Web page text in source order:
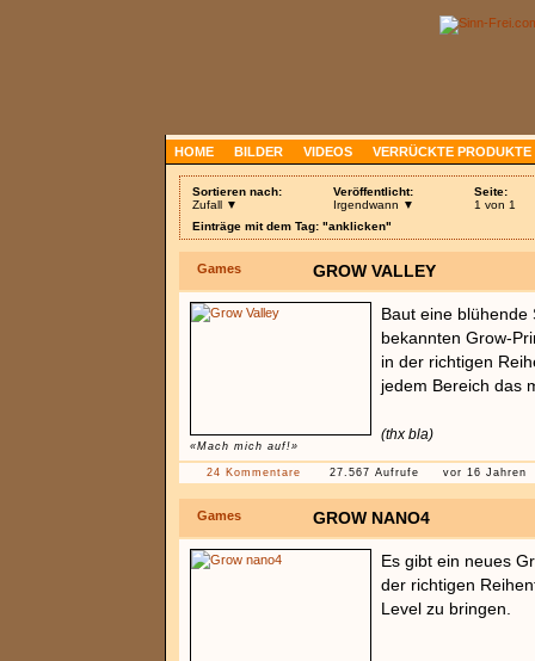
HOME BILDER VIDEOS VERRÜCKTE PRODUKTE
Sortieren nach:
Zufall ▼
Veröffentlicht:
Irgendwann ▼
Seite:
1 von 1
Einträge mit dem Tag: "anklicken"
Games GROW VALLEY
«Mach mich auf!»
Baut eine blühende
bekannten Grow-
in der richtigen
jedem Bereich das
(thx bla)
24 Kommentare 27.567 Aufrufe vor 16 Jahren
Games GROW NANO4
Es gibt ein neues
der richtigen
Level zu bringen.